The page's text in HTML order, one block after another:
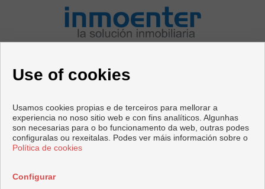
Avenida Mediterráneo, 76
+44 125623566
+34 952020414
test@inmoenter.com
test1@inmoenter.com
Use of cookies
Usamos cookies propias e de terceiros para mellorar a
experiencia no noso sitio web e con fins analíticos. Algunhas
son necesarias para o bo funcionamento da web, outras podes
configuralas ou rexeitalas. Podes ver máis información sobre o
Política de cookies
Configurar